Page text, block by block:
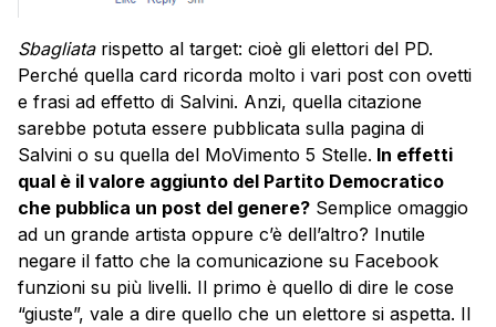
Sbagliatarispetto al target: cioè gli elettori del PD.
Perché quella card ricorda molto i vari post con ovetti
e frasi ad effetto di Salvini. Anzi, quella citazione
sarebbe potuta essere pubblicata sulla pagina di
Salvini o su quella del MoVimento 5 Stelle. In effetti
qual è il valore aggiunto del Partito Democratico
che pubblica un post del genere? Semplice omaggio
ad un grande artista oppure c’è dell’altro? Inutile
negare il fatto che la comunicazione su Facebook
funzioni su più livelli. Il primo è quello di dire le cose
“giuste”, vale a dire quello che un elettore si aspetta. Il